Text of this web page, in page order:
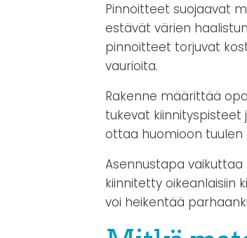
Pinnoitteet suojaavat
estävät värien
pinnoitteet torjuvat
vaurioita.
Rakenne määrittää
tukevat kiinnityspisteet
ottaa huomioon
Asennustapa
kiinnitetty oikeanlaisiin
voi heikentää